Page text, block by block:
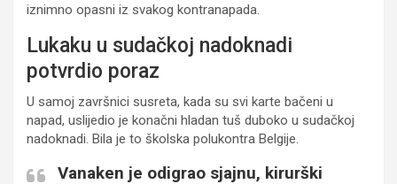
iznimno opasni iz svakog kontranapada.
Lukaku u sudačkoj nadoknadi
potvrdio poraz
U samoj završnici susreta, kada su svi karte bačeni u
napad, uslijedio je konačni hladan tuš duboko u sudačkoj
nadoknadi. Bila je to školska polukontra Belgije.
Vanaken je odigrao sjajnu, kirurški